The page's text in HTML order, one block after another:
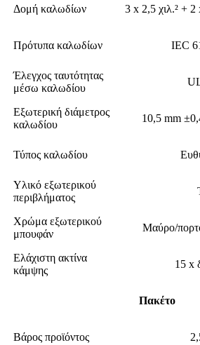
Δομή καλωδίων 3 x 2,5 χιλ.² +
Πρότυπα καλωδίων IEC
Έλεγχος ταυτότητας
μέσω καλωδίου
Εξωτερική διάμετρος
καλωδίου
10,5 mm
Τύπος καλωδίου
Υλικό εξωτερικού
περιβλήματος
Χρώμα εξωτερικού
μπουφάν
Μαύρο/
Ελάχιστη ακτίνα
κάμψης
15 x
Πακέτο
Βάρος προϊόντος